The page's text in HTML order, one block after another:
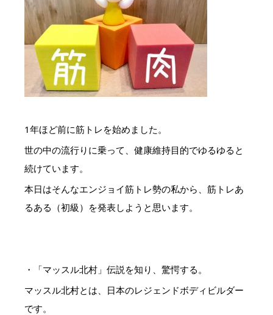
1年ほど前に筋トレを始めました。
世の中の流行りに乗って、健康維持目的でゆるゆると
続けています。
本日はそんなエンジョイ筋トレ勢の私から、筋トレあ
るある（初級）を発表しようと思います。
・「マッスル北村」伝説を知り、驚愕する。
マッスル北村とは、日本のレジェンドボディビルダー
です。